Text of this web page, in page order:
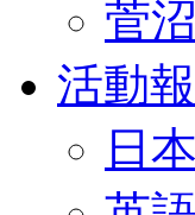
菅
活動
日